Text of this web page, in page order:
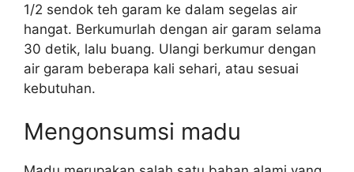
1/2 sendok teh garam ke dalam segelas air
hangat. Berkumurlah dengan air garam selama
30 detik, lalu buang. Ulangi berkumur dengan
air garam beberapa kali sehari, atau sesuai
kebutuhan.
Mengonsumsi madu